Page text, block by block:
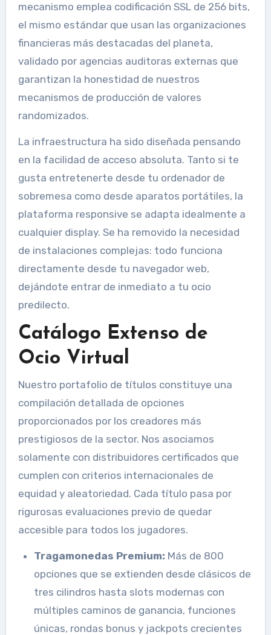
mecanismo emplea codificación SSL de 256 bits,
el mismo estándar que usan las organizaciones
financieras más destacadas del planeta,
validado por agencias auditoras externas que
garantizan la honestidad de nuestros
mecanismos de producción de valores
randomizados.
La infraestructura ha sido diseñada pensando
en la facilidad de acceso absoluta. Tanto si te
gusta entretenerte desde tu ordenador de
sobremesa como desde aparatos portátiles, la
plataforma responsive se adapta idealmente a
cualquier display. Se ha removido la necesidad
de instalaciones complejas: todo funciona
directamente desde tu navegador web,
dejándote entrar de inmediato a tu ocio
predilecto.
Catálogo Extenso de
Ocio Virtual
Nuestro portafolio de títulos constituye una
compilación detallada de opciones
proporcionados por los creadores más
prestigiosos de la sector. Nos asociamos
solamente con distribuidores certificados que
cumplen con criterios internacionales de
equidad y aleatoriedad. Cada título pasa por
rigurosas evaluaciones previo de quedar
accesible para todos los jugadores.
Tragamonedas Premium: Más de 800
opciones que se extienden desde clásicos de
tres cilindros hasta slots modernas con
múltiples caminos de ganancia, funciones
únicas, rondas bonus y jackpots crecientes